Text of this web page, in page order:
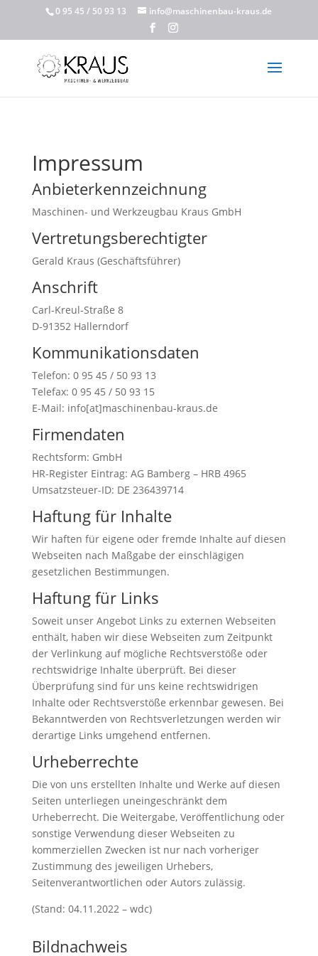
0 95 45 / 50 93 13 info@maschinenbau-kraus.de
Impressum
Anbieterkennzeichnung
Maschinen- und Werkzeugbau Kraus GmbH
Vertretungsberechtigter
Gerald Kraus (Geschäftsführer)
Anschrift
Carl-Kreul-Straße 8
D-91352 Hallerndorf
Kommunikationsdaten
Telefon: 0 95 45 / 50 93 13
Telefax: 0 95 45 / 50 93 15
E-Mail: info[at]maschinenbau-kraus.de
Firmendaten
Rechtsform: GmbH
HR-Register Eintrag: AG Bamberg – HRB 4965
Umsatzsteuer-ID: DE 236439714
Haftung für Inhalte
Wir haften für eigene oder fremde Inhalte auf diesen
Webseiten nach Maßgabe der einschlägigen
gesetzlichen Bestimmungen.
Haftung für Links
Soweit unser Angebot Links zu externen Webseiten
enthält, haben wir diese Webseiten zum Zeitpunkt
der Verlinkung auf mögliche Rechtsverstöße oder
rechtswidrige Inhalte überprüft. Bei dieser
Überprüfung sind für uns keine rechtswidrigen
Inhalte oder Rechtsverstöße erkennbar gewesen. Bei
Bekanntwerden von Rechtsverletzungen werden wir
derartige Links umgehend entfernen.
Urheberrechte
Die von uns erstellten Inhalte und Werke auf diesen
Seiten unterliegen uneingeschränkt dem
Urheberrecht. Die Weitergabe, Veröffentlichung oder
sonstige Verwendung dieser Webseiten zu
kommerziellen Zwecken ist nur nach vorheriger
Zustimmung des jeweiligen Urhebers,
Seitenverantwortlichen oder Autors zulässig.
(Stand: 04.11.2022 – wdc)
Bildnachweis